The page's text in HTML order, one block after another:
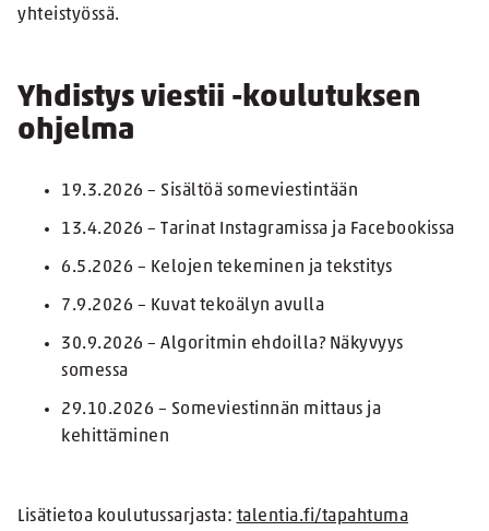
yhteistyössä.
Yhdistys viestii -koulutuksen
ohjelma
19.3.2026 – Sisältöä someviestintään
13.4.2026 – Tarinat Instagramissa ja Facebookissa
6.5.2026 – Kelojen tekeminen ja tekstitys
7.9.2026 – Kuvat tekoälyn avulla
30.9.2026 – Algoritmin ehdoilla? Näkyvyys
somessa
29.10.2026 – Someviestinnän mittaus ja
kehittäminen
Lisätietoa koulutussarjasta: talentia.fi/tapahtuma